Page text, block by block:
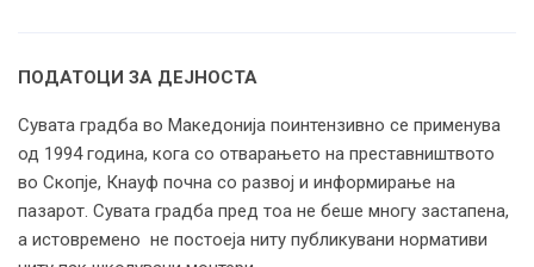
ПОДАТОЦИ ЗА ДЕЈНОСТА
Сувата градба во Македонија поинтензивно се применува
од 1994 година, кога со отварањето на преставништвото
во Скопје, Кнауф почна со развој и информирање на
пазарот. Сувата градба пред тоа не беше многу застапена,
а истовремено не постоеја ниту публикувани нормативи